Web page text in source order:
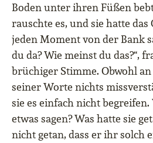
Boden unter ihren Füßen
rauschte es, und sie hatte das
jeden Moment von der Bank
du da? Wie meinst du das?“,
brüchiger Stimme. Obwohl
seiner Worte nichts
sie es einfach nicht
etwas sagen? Was hatte sie
nicht getan, dass er ihr solch